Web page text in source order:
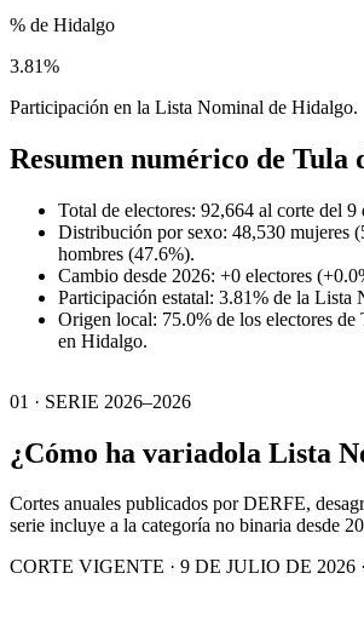
% de Hidalgo
3.81%
Participación en la Lista Nominal de Hidalgo.
Resumen numérico de Tula
Total de electores: 92,664 al corte del
Distribución por sexo: 48,530 mujeres
hombres (47.6%).
Cambio desde 2026: +0 electores
Participación estatal: 3.81% de la Lista
Origen local: 75.0% de los electores
en Hidalgo.
01 · SERIE 2026–2026
¿Cómo ha variadola Lista
Cortes anuales publicados por DERFE,
serie incluye a la categoría no binaria desde
CORTE VIGENTE · 9 DE JULIO DE 2026